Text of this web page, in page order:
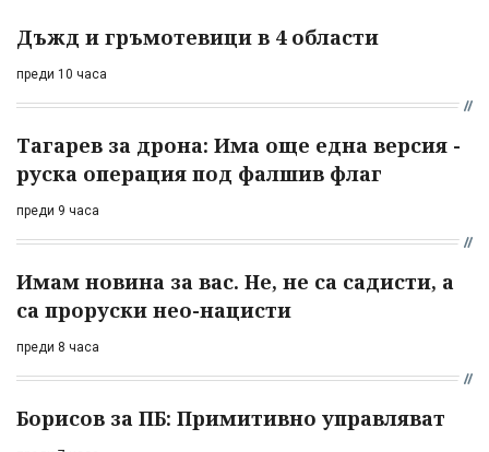
Дъжд и гръмотевици в 4 области
преди 10 часа
Тагарев за дрона: Има още една версия -
руска операция под фалшив флаг
преди 9 часа
Имам новина за вас. Не, не са садисти, а
са проруски нео-нацисти
преди 8 часа
Борисов за ПБ: Примитивно управляват